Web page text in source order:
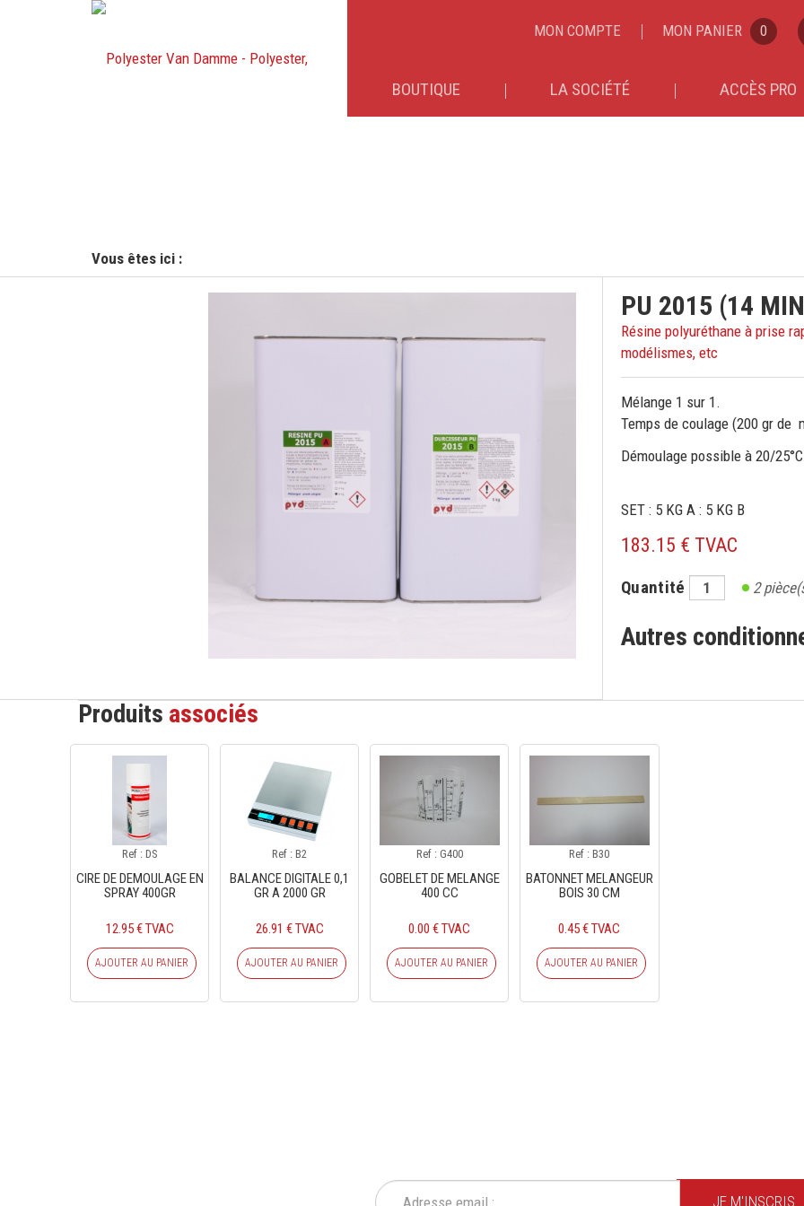
MON COMPTE MON PANIER 0
BOUTIQUE LA SOCIÉTÉ ACCÈS PRO
Vous êtes ici :
PU 2015 (14
Résine polyuréthane à prise
modélismes, etc
Mélange 1 sur 1.
Temps de coulage (200 gr de
Démoulage possible
SET : 5 KG A : 5 KG B
183.15 € TVAC
Quantité 2
Autres
Produits associés
Ref : DS
CIRE DE DEMOULAGE EN
SPRAY 400GR
12.95 € TVAC
AJOUTER AU PANIER
Ref : B2
BALANCE DIGITALE 0,1
GR A 2000 GR
26.91 € TVAC
AJOUTER AU PANIER
Ref : G400
GOBELET DE MELANGE
400 CC
0.00 € TVAC
AJOUTER AU PANIER
Ref : B30
BATONNET MELANGEUR
BOIS 30 CM
0.45 € TVAC
AJOUTER AU PANIER
JE M'INSCRIS